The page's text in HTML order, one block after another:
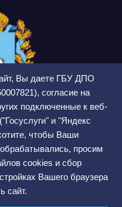
Вы даете ГБУ ДПО
согласие на
подключенные к веб-
и "Яндекс
чтобы Ваши
просим
cookies и сбор
Вашего браузера
сайт.
— 75564